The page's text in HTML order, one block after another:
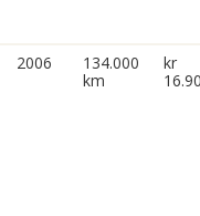
2006
134.000
km
kr